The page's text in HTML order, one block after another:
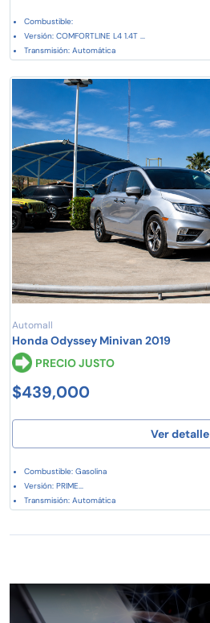
Combustible:
Versión: COMFORTLINE L4 1.4T ...
Transmisión: Automática
Automall
Honda Odyssey Minivan 2019
PRECIO JUSTO
$439,000
Ver detalle
Combustible: Gasolina
Versión: PRIME...
Transmisión: Automática